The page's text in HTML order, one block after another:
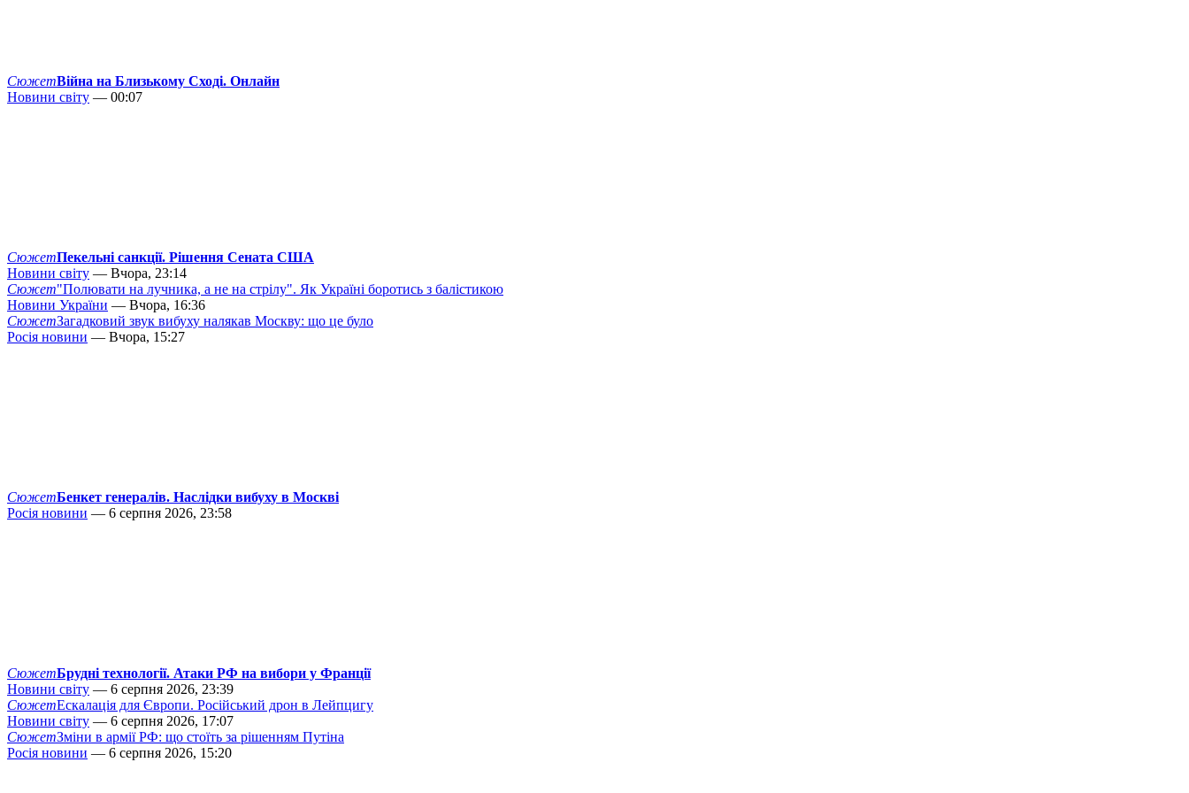
СюжетВійна на Близькому Сході. Онлайн
Новини світу — 00:07
СюжетПекельні санкції. Рішення Сената США
Новини світу — Вчора, 23:14
Сюжет"Полювати на лучника, а не на стрілу". Як Україні боротись з балістикою
Новини України — Вчора, 16:36
СюжетЗагадковий звук вибуху налякав Москву: що це було
Росія новини — Вчора, 15:27
СюжетБенкет генералів. Наслідки вибуху в Москві
Росія новини — 6 серпня 2026, 23:58
СюжетБрудні технології. Атаки РФ на вибори у Франції
Новини світу — 6 серпня 2026, 23:39
СюжетЕскалація для Європи. Російський дрон в Лейпцигу
Новини світу — 6 серпня 2026, 17:07
СюжетЗміни в армії РФ: що стоїть за рішенням Путіна
Росія новини — 6 серпня 2026, 15:20